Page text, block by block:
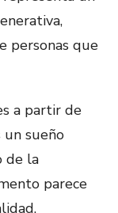
personas que
a partir de
sueño
de la
parece